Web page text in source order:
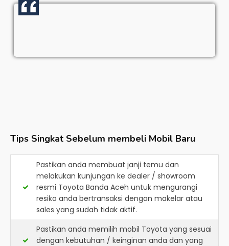
Tips Singkat Sebelum membeli Mobil Baru
Pastikan anda membuat janji temu dan
melakukan kunjungan ke dealer / showroom
resmi Toyota Banda Aceh untuk mengurangi
resiko anda bertransaksi dengan makelar atau
sales yang sudah tidak aktif.
Pastikan anda memilih mobil Toyota yang sesuai
dengan kebutuhan / keinginan anda dan yang